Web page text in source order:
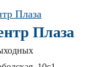
Плаза
Плаза